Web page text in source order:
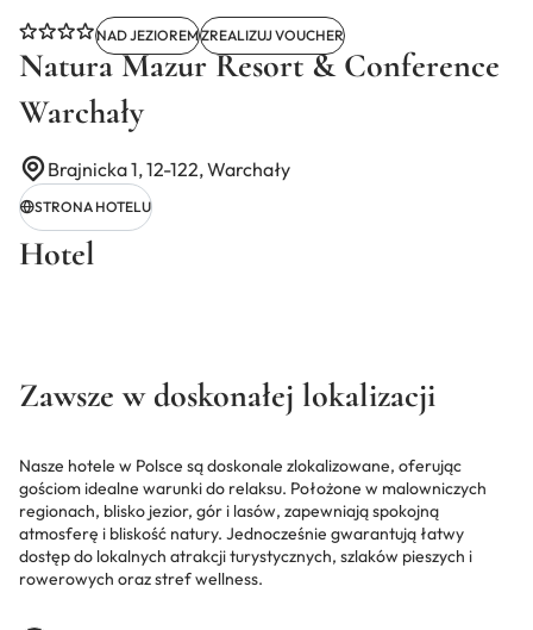
NAD JEZIOREMZREALIZUJ VOUCHER
Natura Mazur Resort & Conference
Warchały
Brajnicka 1, 12-122, Warchały
STRONA HOTELU
Hotel
Zawsze w doskonałej lokalizacji
Nasze hotele w Polsce są doskonale zlokalizowane, oferując
gościom idealne warunki do relaksu. Położone w malowniczych
regionach, blisko jezior, gór i lasów, zapewniają spokojną
atmosferę i bliskość natury. Jednocześnie gwarantują łatwy
dostęp do lokalnych atrakcji turystycznych, szlaków pieszych i
rowerowych oraz stref wellness.